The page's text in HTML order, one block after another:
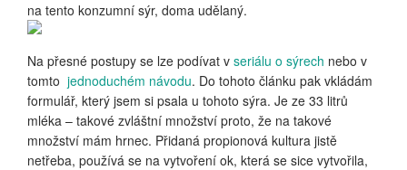
na tento konzumní sýr, doma udělaný.
Na přesné postupy se lze podívat v seriálu o sýrech nebo v
tomto jednoduchém návodu. Do tohoto článku pak vkládám
formulář, který jsem si psala u tohoto sýra. Je ze 33 litrů
mléka – takové zvláštní množství proto, že na takové
množství mám hrnec. Přidaná propionová kultura jistě
netřeba, používá se na vytvoření ok, která se sice vytvořila,